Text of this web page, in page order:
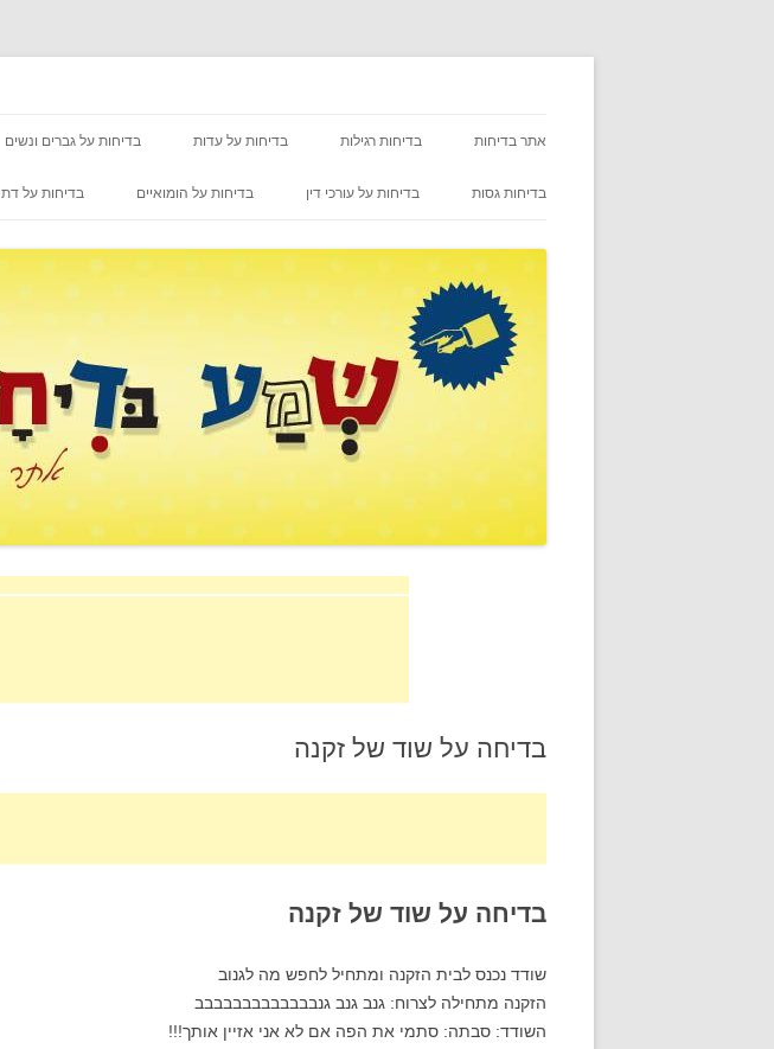
אתר בדיחות בדיחות רגילות בדיחות על עדות בדיחות על גברים ונשים
בדיחות גסות בדיחות על עורכי דין בדיחות על הומואיים בדיחות על דת
בדיחה על שוד של זקנה
בדיחה על שוד של זקנה
שודד נכנס לבית הזקנה ומתחיל לחפש מה לגנוב
הזקנה מתחילה לצרוח: גנב גנב גנבבבבבבבבבבבבב
השודד: סבתה: סתמי את הפה אם לא אני אזיין אותך!!!